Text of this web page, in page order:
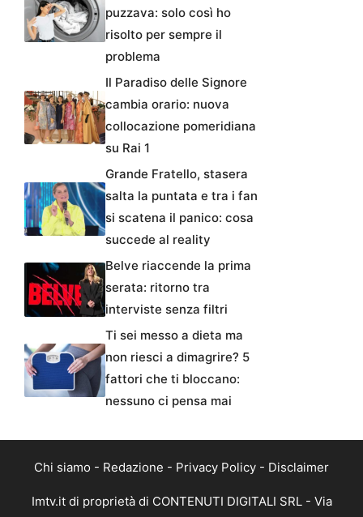
puzzava: solo così ho
risolto per sempre il
problema
Il Paradiso delle Signore
cambia orario: nuova
collocazione pomeridiana
su Rai 1
Grande Fratello, stasera
salta la puntata e tra i fan
si scatena il panico: cosa
succede al reality
Belve riaccende la prima
serata: ritorno tra
interviste senza filtri
Ti sei messo a dieta ma
non riesci a dimagrire? 5
fattori che ti bloccano:
nessuno ci pensa mai
Chi siamo - Redazione - Privacy Policy - Disclaimer
Imtv.it di proprietà di CONTENUTI DIGITALI SRL - Via